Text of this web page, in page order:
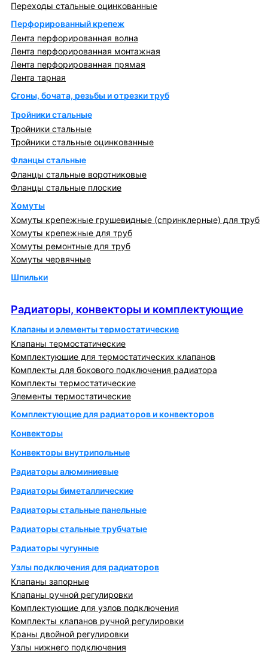
Переходы стальные оцинкованные
Перфорированный крепеж
Лента перфорированная волна
Лента перфорированная монтажная
Лента перфорированная прямая
Лента тарная
Сгоны, бочата, резьбы и отрезки труб
Тройники стальные
Тройники стальные
Тройники стальные оцинкованные
Фланцы стальные
Фланцы стальные воротниковые
Фланцы стальные плоские
Хомуты
Хомуты крепежные грушевидные (спринклерные) для труб
Хомуты крепежные для труб
Хомуты ремонтные для труб
Хомуты червячные
Шпильки
Радиаторы, конвекторы и комплектующие
Клапаны и элементы термостатические
Клапаны термостатические
Комплектующие для термостатических клапанов
Комплекты для бокового подключения радиатора
Комплекты термостатические
Элементы термостатические
Комплектующие для радиаторов и конвекторов
Конвекторы
Конвекторы внутрипольные
Радиаторы алюминиевые
Радиаторы биметаллические
Радиаторы стальные панельные
Радиаторы стальные трубчатые
Радиаторы чугунные
Узлы подключения для радиаторов
Клапаны запорные
Клапаны ручной регулировки
Комплектующие для узлов подключения
Комплекты клапанов ручной регулировки
Краны двойной регулировки
Узлы нижнего подключения